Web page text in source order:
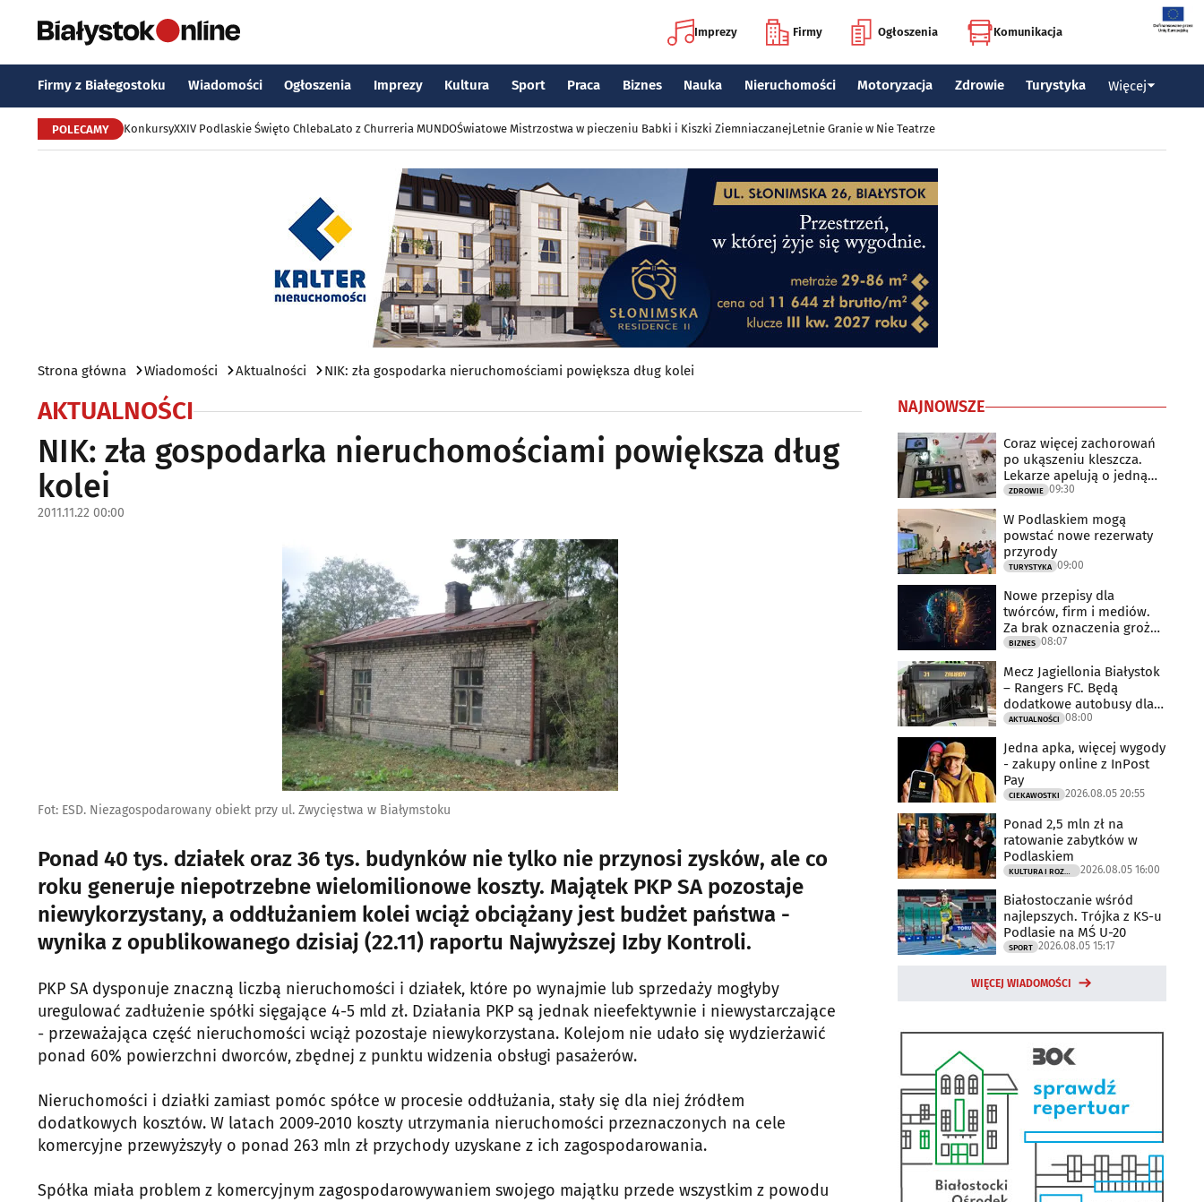
Imprezy Firmy Ogłoszenia Komunikacja
Firmy z Białegostoku Wiadomości Ogłoszenia Imprezy Kultura Sport Praca Biznes Nauka Nieruchomości Motoryzacja Zdrowie Turystyka Więcej
POLECAMY KonkursyXXIV Podlaskie Święto ChlebaLato z Churreria MUNDOŚwiatowe Mistrzostwa w pieczeniu Babki i Kiszki ZiemniaczanejLetnie Granie w Nie Teatrze
Strona główna Wiadomości Aktualności NIK: zła gospodarka nieruchomościami powiększa dług kolei
AKTUALNOŚCI
NIK: zła gospodarka nieruchomościami powiększa dług
kolei
2011.11.22 00:00
Fot: ESD. Niezagospodarowany obiekt przy ul. Zwycięstwa w Białymstoku
Ponad 40 tys. działek oraz 36 tys. budynków nie tylko nie przynosi zysków, ale co
roku generuje niepotrzebne wielomilionowe koszty. Majątek PKP SA pozostaje
niewykorzystany, a oddłużaniem kolei wciąż obciążany jest budżet państwa -
wynika z opublikowanego dzisiaj (22.11) raportu Najwyższej Izby Kontroli.
PKP SA dysponuje znaczną liczbą nieruchomości i działek, które po wynajmie lub sprzedaży mogłyby
uregulować zadłużenie spółki sięgające 4-5 mld zł. Działania PKP są jednak nieefektywnie i niewystarczające
- przeważająca część nieruchomości wciąż pozostaje niewykorzystana. Kolejom nie udało się wydzierżawić
ponad 60% powierzchni dworców, zbędnej z punktu widzenia obsługi pasażerów.
Nieruchomości i działki zamiast pomóc spółce w procesie oddłużania, stały się dla niej źródłem
dodatkowych kosztów. W latach 2009-2010 koszty utrzymania nieruchomości przeznaczonych na cele
komercyjne przewyższyły o ponad 263 mln zł przychody uzyskane z ich zagospodarowania.
Spółka miała problem z komercyjnym zagospodarowywaniem swojego majątku przede wszystkim z powodu
NAJNOWSZE
Coraz więcej zachorowań
po ukąszeniu kleszcza.
Lekarze apelują o jedną
rzecz
ZDROWIE 09:30
W Podlaskiem mogą
powstać nowe rezerwaty
przyrody
TURYSTYKA 09:00
Nowe przepisy dla
twórców, firm i mediów.
Za brak oznaczenia grożą
milionowe
BIZNES 08:07
Mecz Jagiellonia Białystok
– Rangers FC. Będą
dodatkowe autobusy dla
kibiców
AKTUALNOŚCI 08:00
Jedna apka, więcej wygody
- zakupy online z InPost
Pay
CIEKAWOSTKI 2026.08.05 20:55
Ponad 2,5 mln zł na
ratowanie zabytków w
Podlaskiem
2026.08.05 16:00
Białostoczanie wśród
najlepszych. Trójka z KS-u
Podlasie na MŚ U-20
SPORT 2026.08.05 15:17
WIĘCEJ WIADOMOŚCI